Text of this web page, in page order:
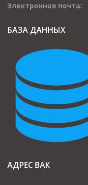
Электронная почта:
БАЗА ДАННЫХ
АДРЕС ВАК